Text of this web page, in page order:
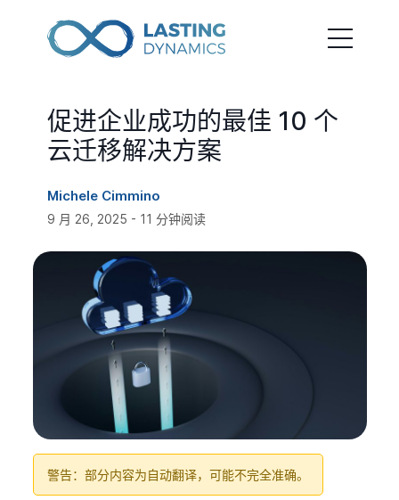
促进企业成功的最佳 10 个
云迁移解决方案
Michele Cimmino
9 月 26, 2025 - 11 分钟阅读
警告：部分内容为自动翻译，可能不完全准确。